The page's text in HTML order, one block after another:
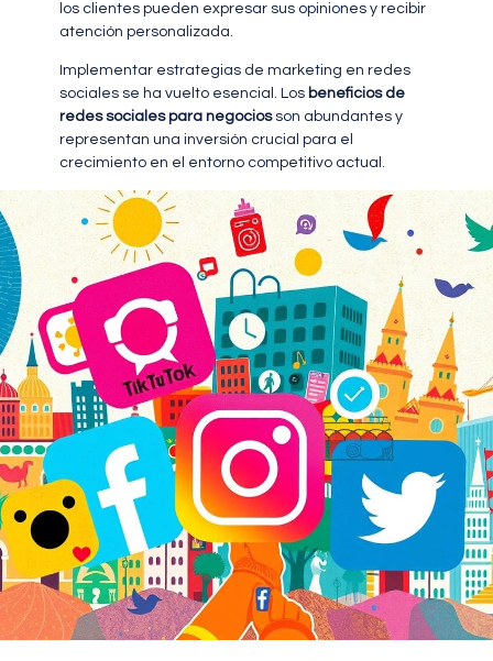
los clientes pueden expresar sus opiniones y recibir
atención personalizada.
Implementar estrategias de marketing en redes
sociales se ha vuelto esencial. Los beneficios de
redes sociales para negociosson abundantes y
representan una inversión crucial para el
crecimiento en el entorno competitivo actual.